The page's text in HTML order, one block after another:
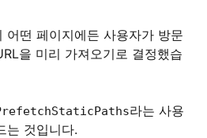
어떤 페이지에든 사용자가 방문
을 미리 가져오기로 결정했습
라는 사용
는 것입니다.